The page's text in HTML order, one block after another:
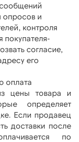
сообщений
опросов и
контроля
покупателя-
согласие,
его
оплата
цены товара и
определяет
Если продавец
доставки после
по